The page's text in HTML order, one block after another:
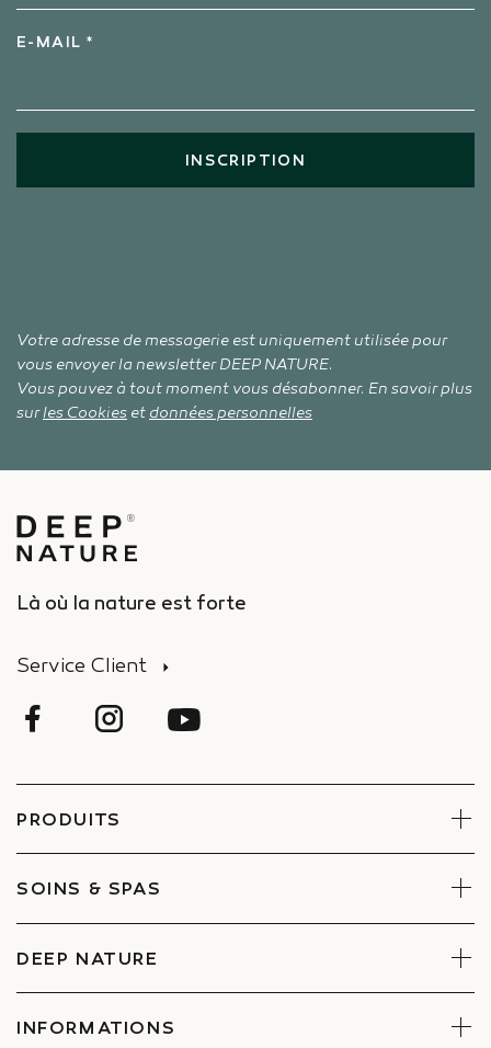
E-MAIL *
INSCRIPTION
Votre adresse de messagerie est uniquement utilisée pour
vous envoyer la newsletter DEEP NATURE.
Vous pouvez à tout moment vous désabonner. En savoir plus
surles Cookies et données personnelles
Là où la nature est forte
Service Client
PRODUITS
Visage
Corps
Coffrets
SOINS & SPAS
Réserver un soin
Trouver un Spa
DEEP NATURE
Engagements
Espace entreprises et CE
INFORMATIONS